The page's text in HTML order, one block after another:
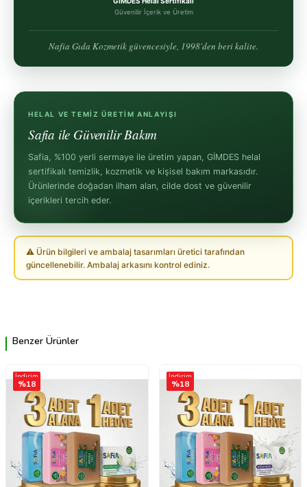
Güvenilir İçerik ve Üretim
Nafia Gıda Kozmetik güvencesiyle, 1998'den beri kalite.
HELAL VE TEMIZ ÜRETIM ANLAYIŞI
Safia ile Güvenilir Bakım
Safia, %100 yerli sermaye ile üretim yapan, GİMDES helal
sertifikalı temizlik, kozmetik ve kişisel bakım markasıdır.
Ürünlerinde doğadan ilham alan, cilde dost ve güvenilir
içerikleri tercih eder.
⚠ Ürün bilgileri ve ambalaj tasarımları üretici tarafından
güncellenebilir. Ambalaj arkasını kontrol ediniz.
Benzer Ürünler
İndirim
%18
İndirim
%18